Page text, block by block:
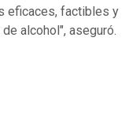
eficaces, factibles y
alcohol", aseguró.